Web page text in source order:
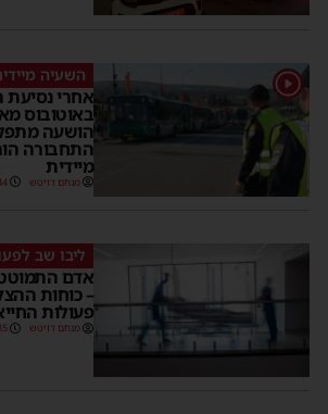
השעיה מיידית
אחרי נסיעת
באוטובוס
הושעה
התחבורה
מיידית
מנחם דויטש 17:44
ליבו שב לפעום
אדם התמוטט
– כוחות ההצלה
פעולות החייאה
מנחם דויטש 17:35